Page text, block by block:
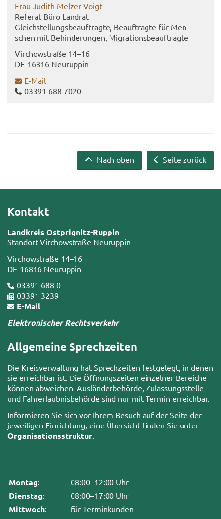
Frau Ju­dith Melzer-​Voigt
Re­fe­rat Büro Land­rat
Gleich­stel­lungs­be­auf­trag­te, Be­auf­trag­te für Men­
schen mit Be­hin­de­run­gen, Mi­gra­ti­ons­be­auf­trag­te
Virch­ow­stra­ße 14–16
DE-​16816 Neu­rup­pin
E-​Mail
03391 688 7020
Seite zurück
Nach oben
Kontakt
Landkreis Ostprignitz-Ruppin
Standort Virchowstraße Neuruppin
Virchowstraße 14–16
DE-16816 Neuruppin
03391 688 0
03391 3239
E-Mail
Elektronischer Rechtsverkehr
Allgemeine Sprechzeiten
Die Kreisverwaltung hat Sprechzeiten festgelegt, in denen
sie erreichbar ist. Die Öffnungszeiten einzelner Bereiche
können abweichen. Ausländerbehörde, Zulassungsstelle
und Fahrerlaubnisbehörde sind nur mit Termin erreichbar.
Informieren Sie sich vor Ihrem Besuch auf der Seite der
jeweiligen Einrichtung, eine Übersicht finden Sie unter
Organisationsstruktur.
Montag: 08:00–12:00 Uhr
Dienstag: 08:00–17:00 Uhr
Mittwoch: für Terminkunden